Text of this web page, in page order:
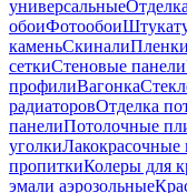
универсальные
обоиФотообои
каменьСкинали
сеткиСтеновые панели
профилиВагонка
радиаторовОтделка
панелиПотолочные
уголкиЛакокрасочные
пропиткиКолеры для
эмали аэрозольные